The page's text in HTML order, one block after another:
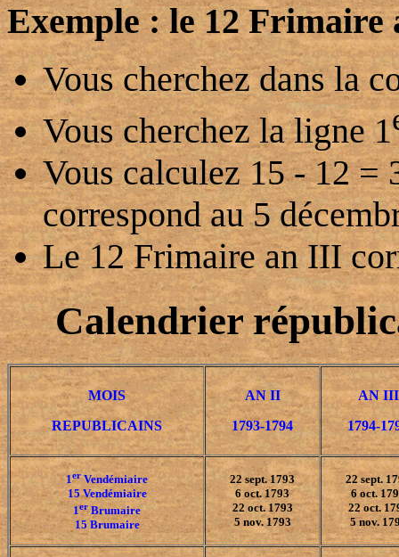
Exemple : le 12
Vous cherchez dans la
Vous cherchez la ligne 1
Vous calculez 15 - 12 =
correspond au 5
Le 12 Frimaire an III
Calendrier
MOIS
REPUBLICAINS
AN II
1793-1794
AN III
1794-
1erVendémiaire
15 Vendémiaire
1erBrumaire
15 Brumaire
22 sept. 1793
6 oct. 1793
22 oct. 1793
5 nov. 1793
22 sept.
6 oct.
22 oct.
5 nov.